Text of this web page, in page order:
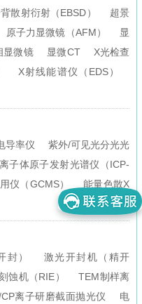
散射衍射（EBSD）
超景
原子力显微镜（AFM）
显
显微镜 显微CT
X光检查
X射线能谱仪（EDS）
导率仪
紫外/可见光分光光
子体原子发射光谱仪（ICP-
仪（GCMS）
能量色散X
封）
激光开封机（精开
蚀机（RIE）
TEM制样离
离子研磨截面抛光仪
电